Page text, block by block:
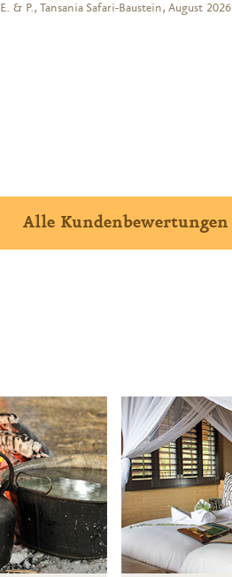
E. & P., Tansania Safari-Baustein, August 2026
Alle Kundenbewertungen